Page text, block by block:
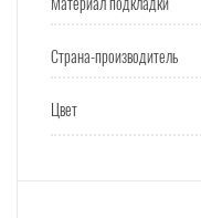
Страна-производитель
Цвет